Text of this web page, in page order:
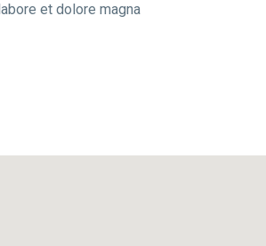
labore et dolore magna